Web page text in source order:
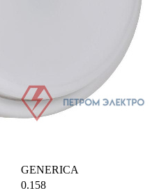
GENERICA
0.158